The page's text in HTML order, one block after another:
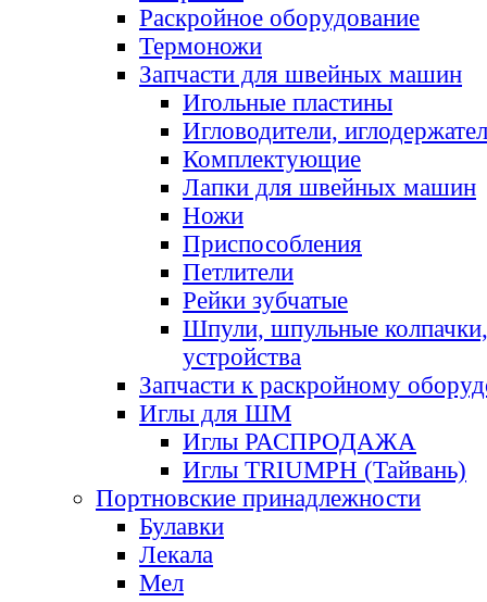
Раскройное оборудование
Термоножи
Запчасти для швейных машин
Игольные пластины
Игловодители,
Комплектующие
Лапки для швейных машин
Ножи
Приспособления
Петлители
Рейки зубчатые
Шпули, шпульные
устройства
Запчасти к раскройному
Иглы для ШМ
Иглы РАСПРОДАЖА
Иглы TRIUMPH (Тайвань)
Портновские принадлежности
Булавки
Лекала
Мел